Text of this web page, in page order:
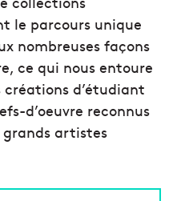
le parcours unique
nombreuses façons
ce qui nous entoure
d’étudiant
d’oeuvre reconnus
grands artistes